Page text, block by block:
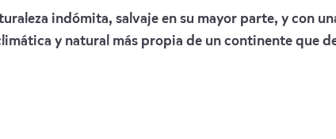
indómita, salvaje en su mayor parte, y con
y natural más propia de un continente que